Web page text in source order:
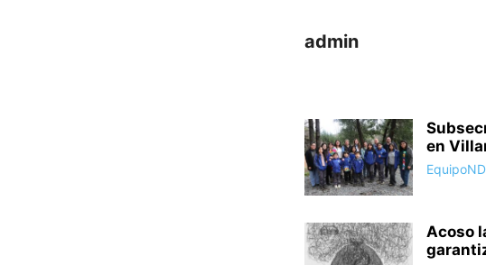
admin
en
Acoso